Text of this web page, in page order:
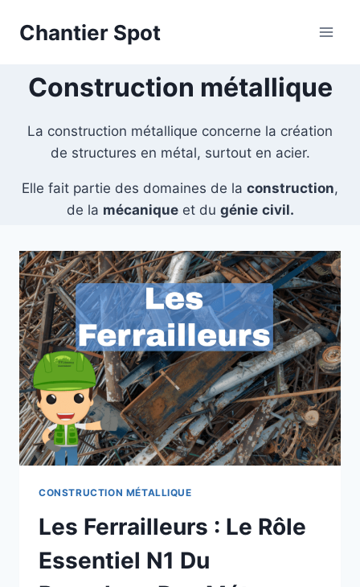
Chantier Spot
Construction métallique
La construction métallique concerne la création
de structures en métal, surtout en acier.
Elle fait partie des domaines de la construction,
de la mécaniqueet du génie civil.
CONSTRUCTION MÉTALLIQUE
Les Ferrailleurs : Le Rôle
Essentiel N1 Du